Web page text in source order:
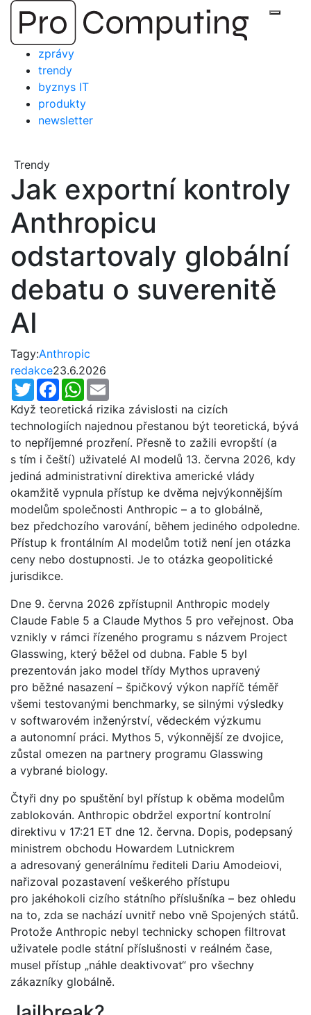
Přejít
obsah
zprávy
trendy
byznys IT
produkty
newsletter
Trendy
Jak exportní kontroly
Anthropicu
odstartovaly globální
debatu o suverenitě
AI
Tagy:Anthropic
redakce23.6.2026
TwitterFacebookWhatsApp
Když teoretická rizika závislosti na cizích
technologiích najednou přestanou být teoretická, bývá
to nepříjemné prozření. Přesně to zažili evropští (a
s tím i čeští) uživatelé AI modelů 13. června 2026, kdy
jediná administrativní direktiva americké vlády
okamžitě vypnula přístup ke dvěma nejvýkonnějším
modelům společnosti Anthropic – a to globálně,
bez předchozího varování, během jediného odpoledne.
Přístup k frontálním AI modelům totiž není jen otázka
ceny nebo dostupnosti. Je to otázka geopolitické
jurisdikce.
Dne 9. června 2026 zpřístupnil Anthropic modely
Claude Fable 5 a Claude Mythos 5 pro veřejnost. Oba
vznikly v rámci řízeného programu s názvem Project
Glasswing, který běžel od dubna. Fable 5 byl
prezentován jako model třídy Mythos upravený
pro běžné nasazení – špičkový výkon napříč téměř
všemi testovanými benchmarky, se silnými výsledky
v softwarovém inženýrství, vědeckém výzkumu
a autonomní práci. Mythos 5, výkonnější ze dvojice,
zůstal omezen na partnery programu Glasswing
a vybrané biology.
Čtyři dny po spuštění byl přístup k oběma modelům
zablokován. Anthropic obdržel exportní kontrolní
direktivu v 17:21 ET dne 12. června. Dopis, podepsaný
ministrem obchodu Howardem Lutnickrem
a adresovaný generálnímu řediteli Dariu Amodeiovi,
nařizoval pozastavení veškerého přístupu
pro jakéhokoli cizího státního příslušníka – bez ohledu
na to, zda se nachází uvnitř nebo vně Spojených států.
Protože Anthropic nebyl technicky schopen filtrovat
uživatele podle státní příslušnosti v reálném čase,
musel přístup „náhle deaktivovat“ pro všechny
zákazníky globálně.